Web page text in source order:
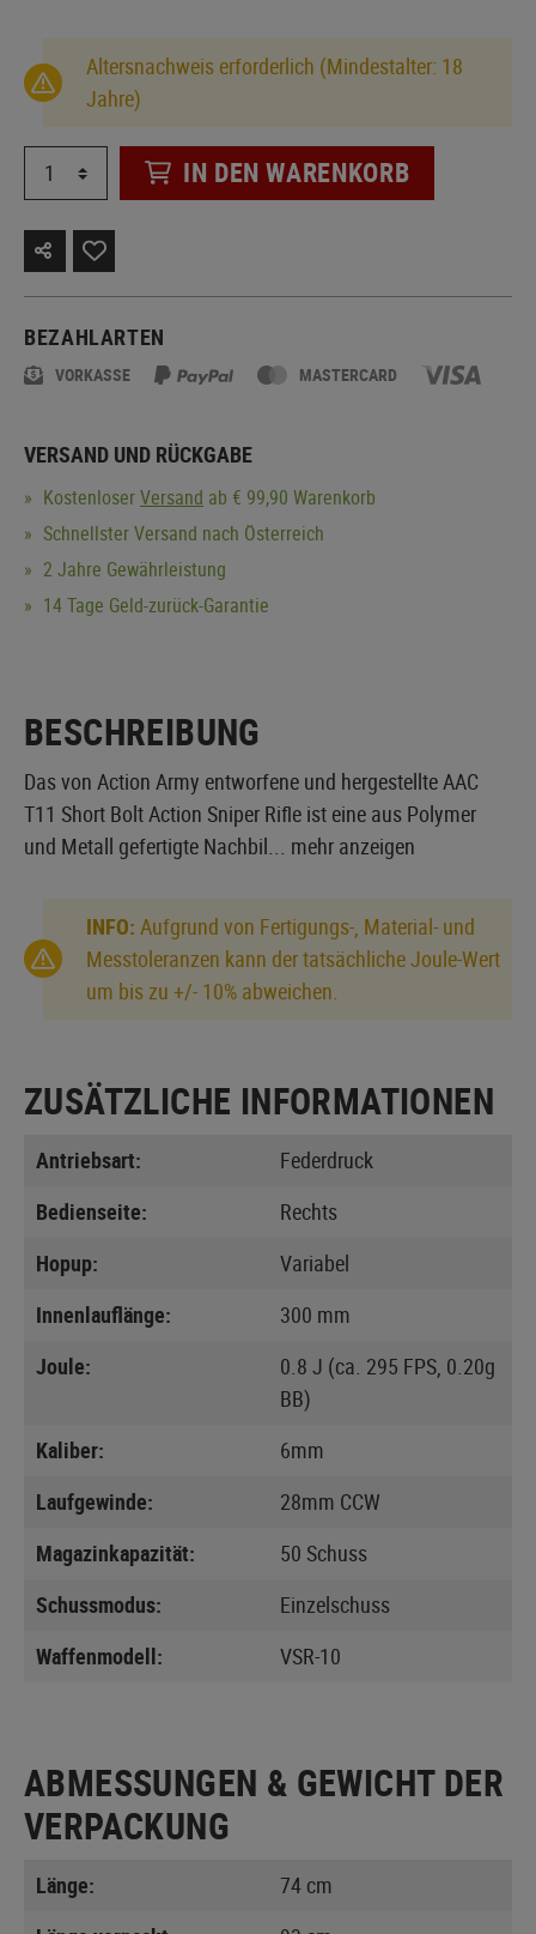
Altersnachweis erforderlich (Mindestalter: 18
Jahre)
IN DEN WARENKORB
BEZAHLARTEN
VORKASSE MASTERCARD
VERSAND UND RÜCKGABE
KostenloserVersand ab € 99,90 Warenkorb
Schnellster Versand nach Österreich
2 Jahre Gewährleistung
14 Tage Geld-zurück-Garantie
BESCHREIBUNG
Das von Action Army entworfene und hergestellte AAC
T11 Short Bolt Action Sniper Rifle ist eine aus Polymer
und Metall gefertigte Nachbil... mehr anzeigen
INFO: Aufgrund von Fertigungs-, Material- und
Messtoleranzen kann der tatsächliche Joule-Wert
um bis zu +/- 10% abweichen.
ZUSÄTZLICHE INFORMATIONEN
Antriebsart:
Federdruck
Bedienseite:
Rechts
Hopup:
Variabel
Innenlauflänge:
300 mm
Joule:
0.8 J (ca. 295 FPS, 0.20g
BB)
Kaliber:
6mm
Laufgewinde:
28mm CCW
Magazinkapazität:
50 Schuss
Schussmodus:
Einzelschuss
Waffenmodell:
VSR-10
ABMESSUNGEN & GEWICHT DER
VERPACKUNG
Länge:
74 cm